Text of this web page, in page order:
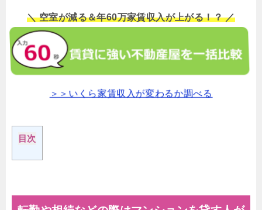
＼ 空室が減る＆年60万家賃収入が上がる！？ ／
＞＞いくら家賃収入が変わるか調べる
目次